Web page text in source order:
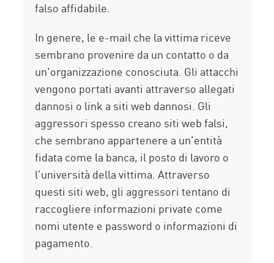
falso affidabile.
In genere, le e-mail che la vittima riceve
sembrano provenire da un contatto o da
un'organizzazione conosciuta. Gli attacchi
vengono portati avanti attraverso allegati
dannosi o link a siti web dannosi. Gli
aggressori spesso creano siti web falsi,
che sembrano appartenere a un'entità
fidata come la banca, il posto di lavoro o
l'università della vittima. Attraverso
questi siti web, gli aggressori tentano di
raccogliere informazioni private come
nomi utente e password o informazioni di
pagamento.